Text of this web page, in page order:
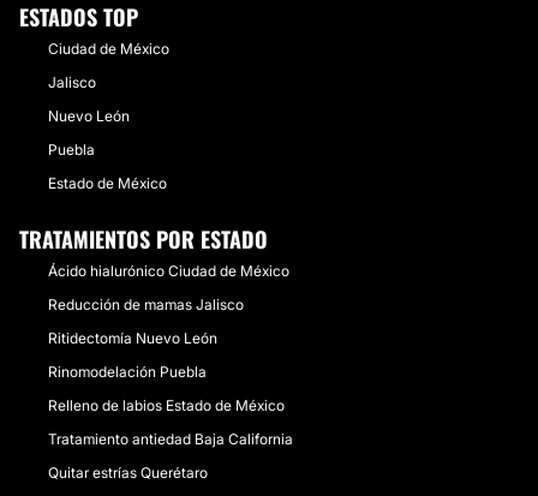
ESTADOS TOP
Ciudad de México
Jalisco
Nuevo León
Puebla
Estado de México
TRATAMIENTOS POR ESTADO
Ácido hialurónico Ciudad de México
Reducción de mamas Jalisco
Ritidectomía Nuevo León
Rinomodelación Puebla
Relleno de labios Estado de México
Tratamiento antiedad Baja California
Quitar estrías Querétaro